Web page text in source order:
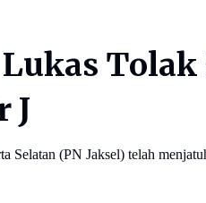
J
Selatan (PN Jaksel) telah